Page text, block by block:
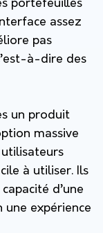
portefeuilles
assez
pas
à-dire des
un produit
massive
à utiliser. Ils
d’une
une expérience